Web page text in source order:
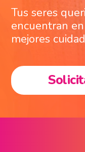
Tus seres
encuentran
mejores